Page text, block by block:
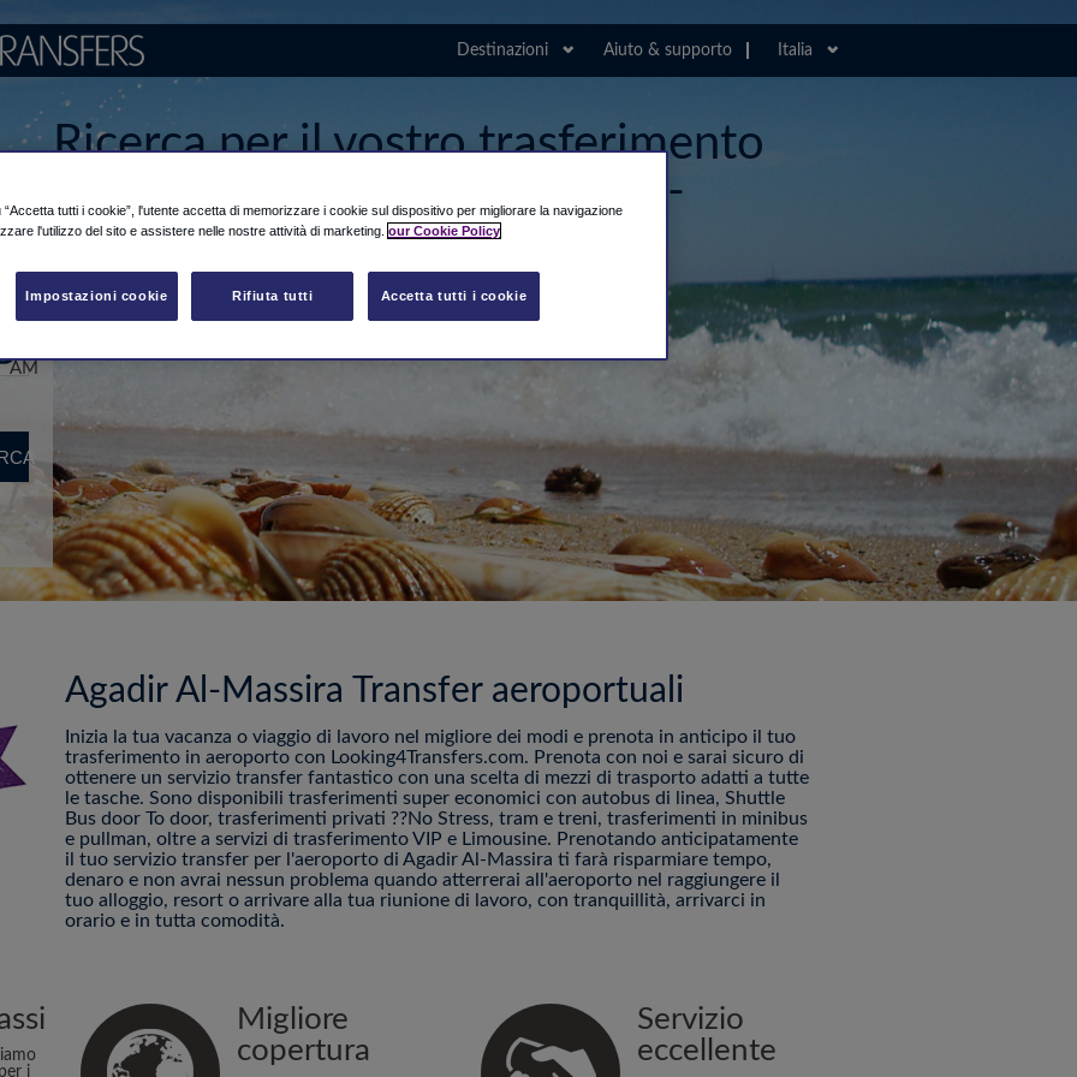
Destinazioni Aiuto & supporto Italia
Ricerca per il vostro trasferimento
da/per aeroporto di Agadir Al-
Massira
Orario
AM
Agadir Al-Massira Transfer aeroportuali
Inizia la tua vacanza o viaggio di lavoro nel migliore dei modi e prenota in anticipo il tuo
trasferimento in aeroporto con Looking4Transfers.com. Prenota con noi e sarai sicuro di
ottenere un servizio transfer fantastico con una scelta di mezzi di trasporto adatti a tutte
le tasche. Sono disponibili trasferimenti super economici con autobus di linea, Shuttle
Bus door To door, trasferimenti privati ??No Stress, tram e treni, trasferimenti in minibus
e pullman, oltre a servizi di trasferimento VIP e Limousine. Prenotando anticipatamente
il tuo servizio transfer per l'aeroporto di Agadir Al-Massira ti farà risparmiare tempo,
denaro e non avrai nessun problema quando atterrerai all'aeroporto nel raggiungere il
tuo alloggio, resort o arrivare alla tua riunione di lavoro, con tranquillità, arrivarci in
orario e in tutta comodità.
i
Migliore
copertura
Servizio
eccellente
tutti i cookie”, l'utente accetta di memorizzare i cookie sul dispositivo per migliorare la navigazione
l'utilizzo del sito e assistere nelle nostre attività di marketing. our Cookie Policy
Rifiuta tutti Accetta tutti i cookie
Impostazioni cookie